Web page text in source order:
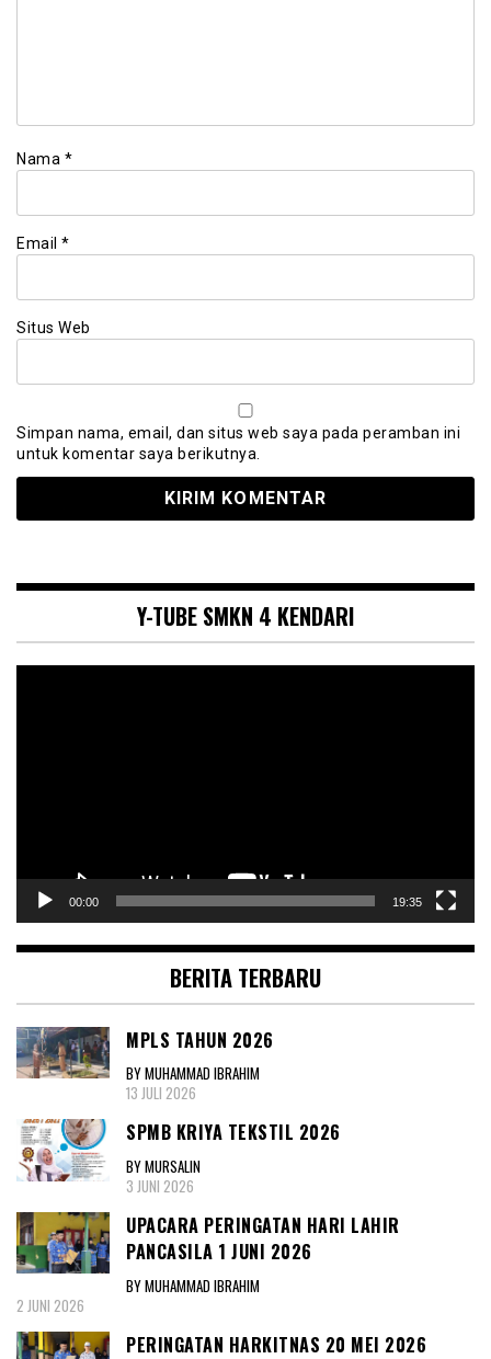
Nama *
Email *
Situs Web
Simpan nama, email, dan situs web saya pada peramban ini
untuk komentar saya berikutnya.
Y-TUBE SMKN 4 KENDARI
00:00 19:35
BERITA TERBARU
MPLS TAHUN 2026
BY MUHAMMAD IBRAHIM
13 JULI 2026
SPMB KRIYA TEKSTIL 2026
BY MURSALIN
3 JUNI 2026
UPACARA PERINGATAN HARI LAHIR
PANCASILA 1 JUNI 2026
BY MUHAMMAD IBRAHIM
2 JUNI 2026
PERINGATAN HARKITNAS 20 MEI 2026